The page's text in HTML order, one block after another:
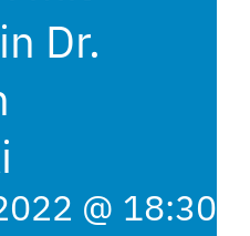
Dr.
@ 18:30